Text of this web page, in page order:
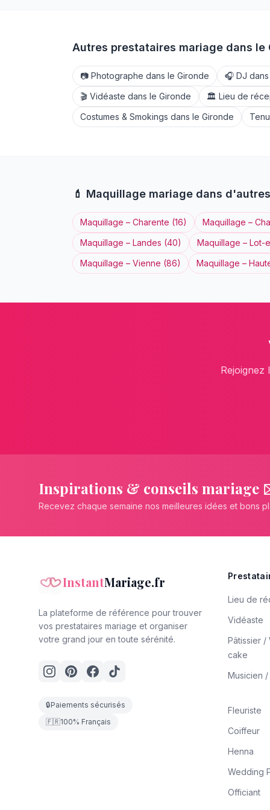
Autres prestataires mariage dans le
📷 Photographe dans le Gironde 🎧 DJ
🎬 Vidéaste dans le Gironde 🏛️ Lieu de
Costumes & Smokings dans le Gironde
💄 Maquillage mariage dans
Maquillage – Charente (16) Maquillage –
Maquillage – Landes (40) Maquillage – Lot-
Maquillage – Vienne (86) Maquillage –
Rejoignez
Inspirations & conseils mariage
Recevez chaque semaine nos meilleures idées et bons
InstantMariage.fr
La plateforme de référence pour trouver
vos prestataires mariage et organiser
votre grand jour en toute sérénité.
🔒Paiements sécurisés
🇫🇷100% Français
Lieu de
Vidéaste
Pâtissier /
cake
Musicien
Fleuriste
Coiffeur
Henna
Wedding
Officiant